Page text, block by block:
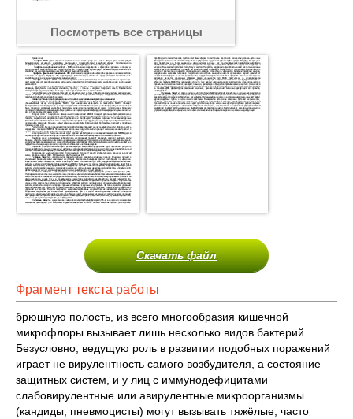
Посмотреть все страницы
Скачать файл
Фрагмент текста работы
брюшную полость, из всего многообразия кишечной
микрофлоры вызывает лишь несколько видов бактерий.
Безусловно, ведущую роль в развитии подобных поражений
играет не вирулентность самого возбудителя, а состояние
защитных систем, и у лиц с иммунодефицитами
слабовирулентные или авирулентные микроорганизмы
(кандиды, пневмоцисты) могут вызывать тяжёлые, часто